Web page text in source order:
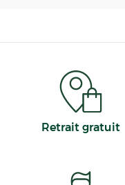
Retrait gratuit